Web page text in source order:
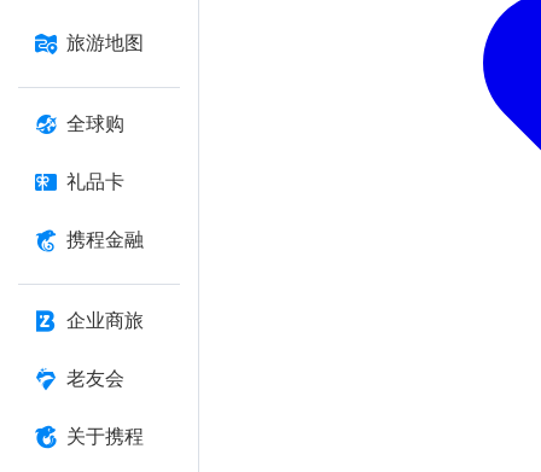
旅游地图
全球购
礼品卡
携程金融
企业商旅
老友会
关于携程